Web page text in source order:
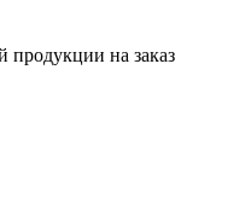
продукции на заказ